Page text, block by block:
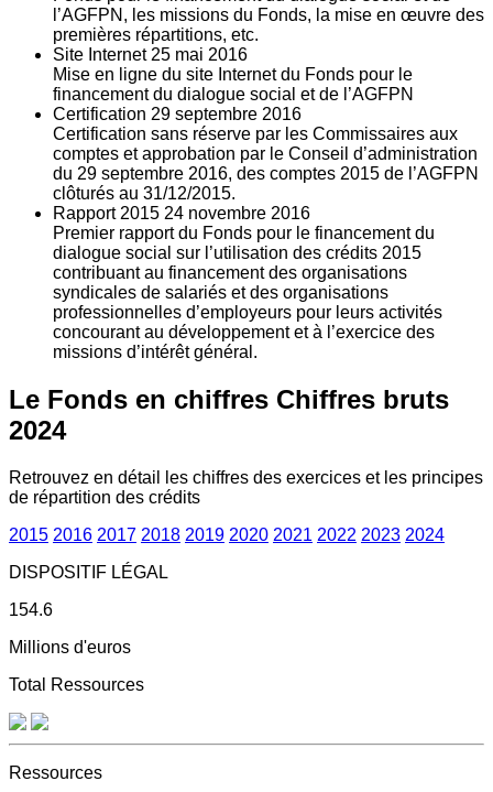
l’AGFPN, les missions du Fonds, la mise en œuvre des
premières répartitions, etc.
Site Internet 25 mai 2016
Mise en ligne du site Internet du Fonds pour le
financement du dialogue social et de l’AGFPN
Certification 29 septembre 2016
Certification sans réserve par les Commissaires aux
comptes et approbation par le Conseil d’administration
du 29 septembre 2016, des comptes 2015 de l’AGFPN
clôturés au 31/12/2015.
Rapport 2015 24 novembre 2016
Premier rapport du Fonds pour le financement du
dialogue social sur l’utilisation des crédits 2015
contribuant au financement des organisations
syndicales de salariés et des organisations
professionnelles d’employeurs pour leurs activités
concourant au développement et à l’exercice des
missions d’intérêt général.
Le Fonds en chiffres Chiffres bruts
2024
Retrouvez en détail les chiffres des exercices et les principes
de répartition des crédits
2015 2016 2017 2018 2019 2020 2021 2022 2023 2024
DISPOSITIF LÉGAL
154.6
Millions d'euros
Total Ressources
Ressources